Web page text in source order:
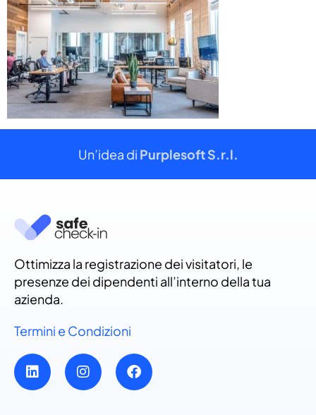
Un’idea di Purplesoft S.r.l.
Ottimizza la registrazione dei visitatori, le
presenze dei dipendenti all’interno della tua
azienda.
Termini e Condizioni